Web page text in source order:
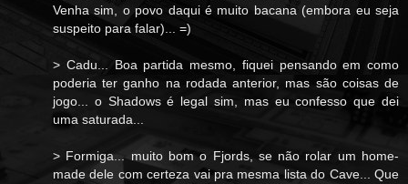
Venha sim, o povo daqui é muito bacana (embora eu seja
suspeito para falar)... =)
> Cadu... Boa partida mesmo, fiquei pensando em como
poderia ter ganho na rodada anterior, mas são coisas de
jogo... o Shadows é legal sim, mas eu confesso que dei
uma saturada...
> Formiga... muito bom o Fjords, se não rolar um home-
made dele com certeza vai pra mesma lista do Cave... Que